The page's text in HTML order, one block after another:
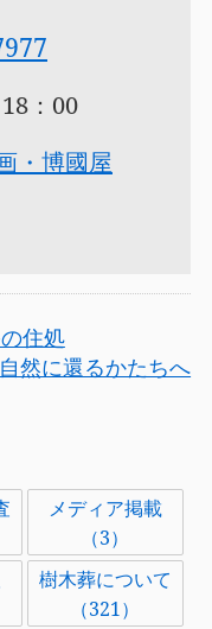
：00
・博國屋
住処
然に還るかたちへ
メディア掲載
（3）
樹木葬について
（321）